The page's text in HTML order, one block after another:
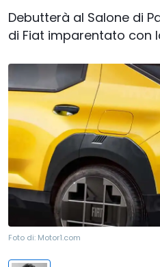
Debutterà al Salone di
di Fiat imparentato con
Foto di: Motor1.com